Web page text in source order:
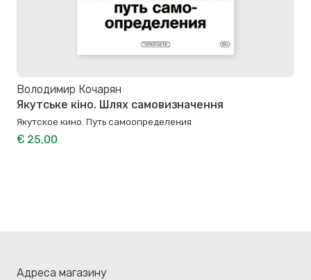
Володимир Кочарян
Якутське кіно. Шлях самовизначення
Якутское кино. Путь самоопределения
€ 25,00
Адреса магазину